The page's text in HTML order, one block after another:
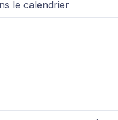
le calendrier